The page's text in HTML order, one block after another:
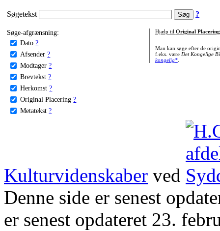
Søgetekst ?
Søge-afgrænsning:
Dato ?
Afsender ?
Modtager ?
Brevtekst ?
Herkomst ?
Original Placering ?
Metatekst ?
Hjælp til Original Placering
Man kan søge efter de
f.eks. være Det Kongelige
kongelig*.
Kulturvidenskaber ved
Denne side er senest
er senest opdateret 23.